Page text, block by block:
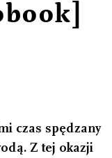
czas spędzany
Z tej okazji